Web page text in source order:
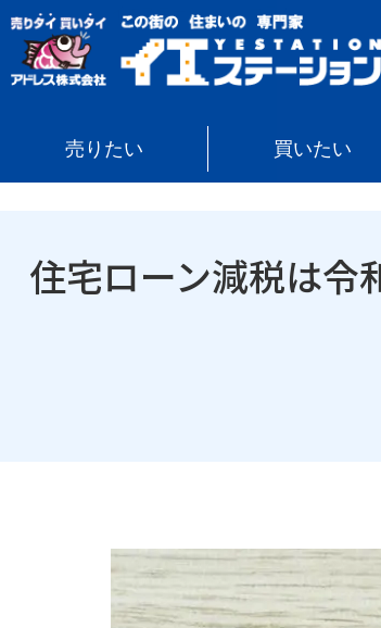
売りたい 買いたい
イエステーション » コラム»
住宅ローン減税は令